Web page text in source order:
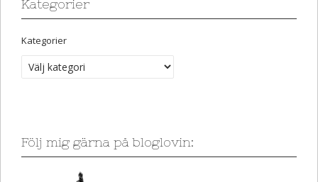
Kategorier
Kategorier
Följ mig gärna på bloglovin: